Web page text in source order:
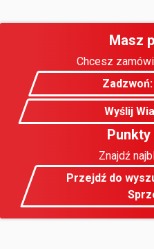
Masz
Chcesz
Wyślij
Punkty
Znajdź
Przejdź do